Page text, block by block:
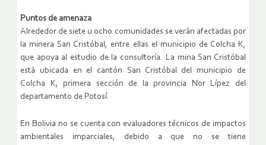
Puntos de amenaza
Alrededor de siete u ocho comunidades se verán afectadas por
la minera San Cristóbal, entre ellas el municipio de Colcha K,
que apoya al estudio de la consultoría. La mina San Cristóbal
está ubicada en el cantón San Cristóbal del municipio de
Colcha K, primera sección de la provincia Nor Lípez del
departamento de Potosí.
En Bolivia no se cuenta con evaluadores técnicos de impactos
ambientales imparciales, debido a que no se tiene